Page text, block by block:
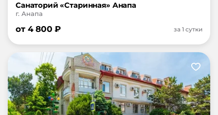
Санаторий «Старинная» Анапа
г. Анапа
от 4 800 ₽ за 1 сутки